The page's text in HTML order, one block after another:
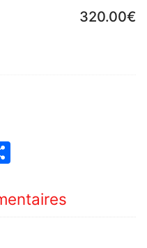
320.00€